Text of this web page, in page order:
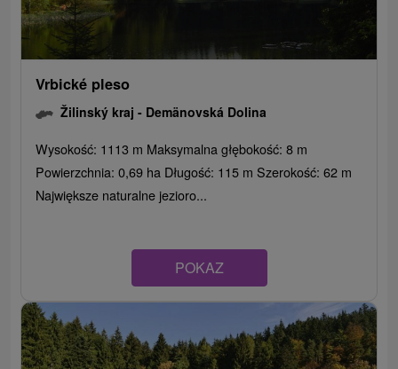
Vrbické pleso
Žilinský kraj - Demänovská Dolina
Wysokość: 1113 m Maksymalna głębokość: 8 m
Powierzchnia: 0,69 ha Długość: 115 m Szerokość: 62 m
Największe naturalne jezioro...
POKAZ